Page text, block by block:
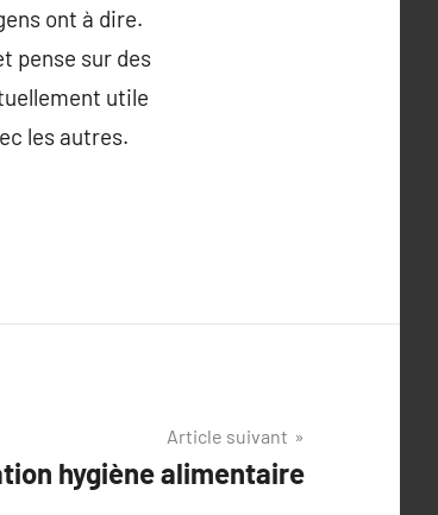
ont à dire.
pense sur des
utile
les autres.
Article suivant
hygiène alimentaire